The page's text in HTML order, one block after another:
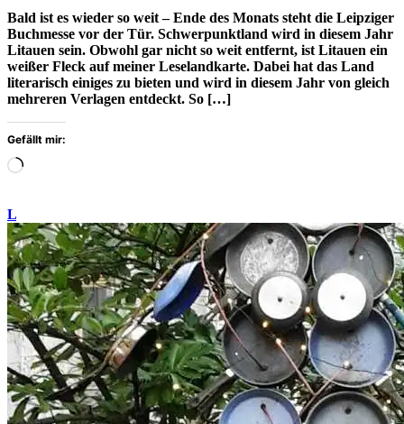
Bald ist es wieder so weit – Ende des Monats steht die Leipziger
Buchmesse vor der Tür. Schwerpunktland wird in diesem Jahr
Litauen sein. Obwohl gar nicht so weit entfernt, ist Litauen ein
weißer Fleck auf meiner Leselandkarte. Dabei hat das Land
literarisch einiges zu bieten und wird in diesem Jahr von gleich
mehreren Verlagen entdeckt. So […]
Gefällt mir:
Wird
L